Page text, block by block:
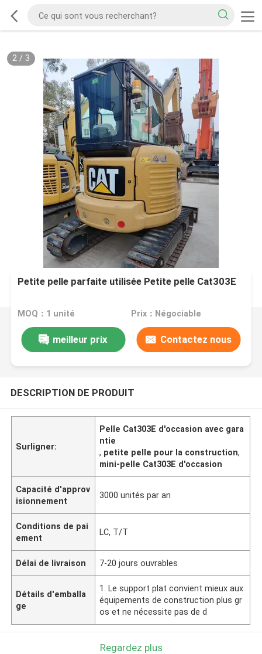
2/ 3
Petite pelle parfaite utilisée Petite pelle Cat303E
MOQ：1 unité Prix：Négociable
meilleur prix Contactez nous
DESCRIPTION DE PRODUIT
Surligner:
Pelle Cat303E d'occasion avec gara
ntie
, petite pelle pour la construction,
mini-pelle Cat303E d'occasion
Capacité d'approv
isionnement
3000 unités par an
Conditions de pai
ement
LC, T/T
Délai de livraison 7-20 jours ouvrables
Détails d'emballa
ge
1. Le support plat convient mieux aux
équipements de construction plus gr
os et ne nécessite pas de d
Regardez plus